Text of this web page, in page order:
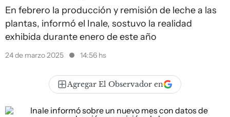
En febrero la producción y remisión de leche a las
plantas, informó el Inale, sostuvo la realidad
exhibida durante enero de este año
24 de marzo 2025 14:56 hs
Agregar El Observador en